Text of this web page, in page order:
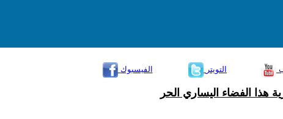
الفيسبوك
التويتر
هذا الفضاء اليساري الحر